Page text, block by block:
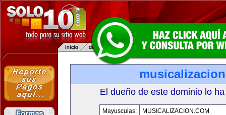
El dueño de este dominio lo
Mayusculas:
MUSICALIZACION.COM